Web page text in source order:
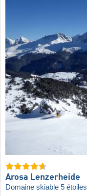
Arosa Lenzerheide
Domaine skiable 5 étoiles